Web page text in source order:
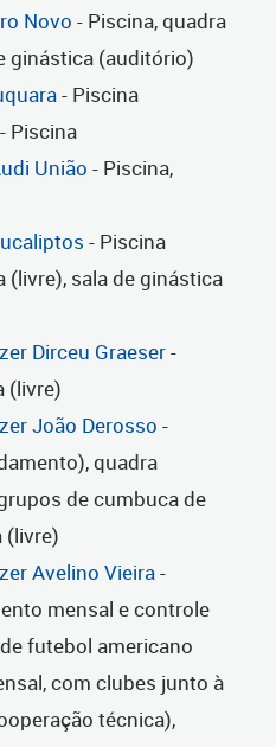
Novo - Piscina, quadra
ginástica (auditório)
- Piscina
- Piscina
União - Piscina,
- Piscina
(livre), sala de ginástica
Dirceu Graeser-
(livre)
João Derosso -
quadra
de cumbuca de
(livre)
Avelino Vieira-
mensal e controle
futebol americano
com clubes junto à
técnica),